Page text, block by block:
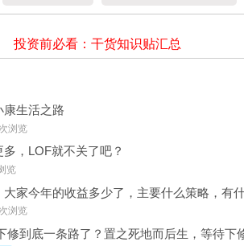
投资前必看：干货知识贴汇总
康生活之路
浏览
，LOF就不关了吧？
览
浏览